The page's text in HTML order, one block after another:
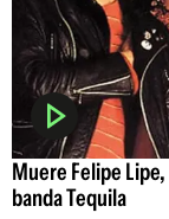
Muere Felipe
banda Tequila